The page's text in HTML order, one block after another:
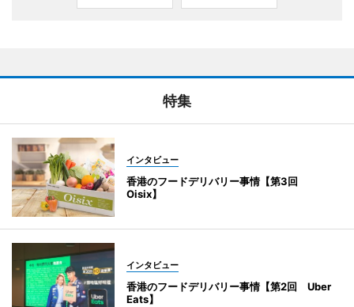
特集
インタビュー
香港のフードデリバリー事情【第3回
Oisix】
インタビュー
香港のフードデリバリー事情【第2回 Uber
Eats】